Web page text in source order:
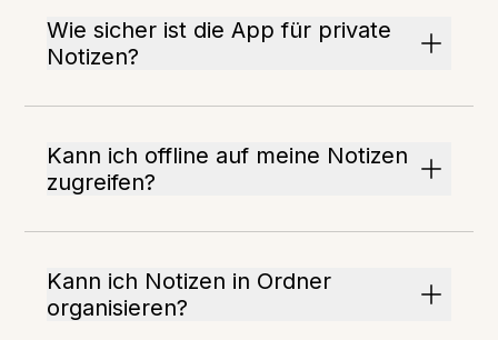
Wie sicher ist die App für private
Notizen?
Kann ich offline auf meine Notizen
zugreifen?
Kann ich Notizen in Ordner
organisieren?